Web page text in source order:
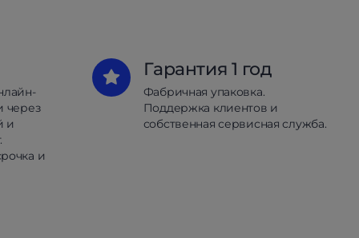
через
и
и
Гарантия 1 год
Фабричная упаковка.
Поддержка клиентов и
собственная сервисная служба.